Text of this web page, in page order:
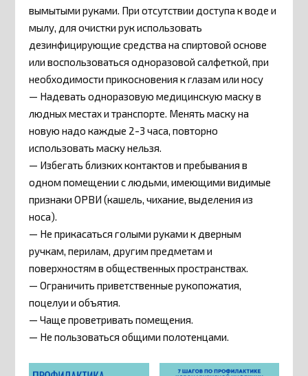
вымытыми руками. При отсутствии доступа к воде и
мылу, для очистки рук использовать
дезинфицирующие средства на спиртовой основе
или воспользоваться одноразовой салфеткой, при
необходимости прикосновения к глазам или носу
— Надевать одноразовую медицинскую маску в
людных местах и транспорте. Менять маску на
новую надо каждые 2-3 часа, повторно
использовать маску нельзя.
— Избегать близких контактов и пребывания в
одном помещении с людьми, имеющими видимые
признаки ОРВИ (кашель, чихание, выделения из
носа).
— Не прикасаться голыми руками к дверным
ручкам, перилам, другим предметам и
поверхностям в общественных пространствах.
— Ограничить приветственные рукопожатия,
поцелуи и объятия.
— Чаще проветривать помещения.
— Не пользоваться общими полотенцами.